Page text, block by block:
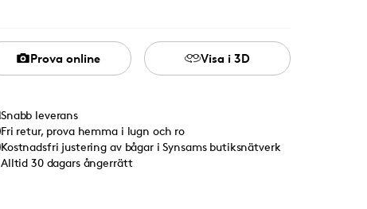
Prova online Visa i 3D
Snabb leverans
Fri retur, prova hemma i lugn och ro
Kostnadsfri justering av bågar i Synsams butiksnätverk
Alltid 30 dagars ångerrätt